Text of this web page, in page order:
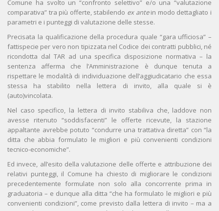
Comune ha svolto un “confronto selettivo” e/o una “valutazione
comparativa” tra più offerte, stabilendo ex antein modo dettagliato i
parametri e i punteggi di valutazione delle stesse.
Precisata la qualificazione della procedura quale “gara ufficiosa” –
fattispecie per vero non tipizzata nel Codice dei contratti pubblici, né
ricondotta dal TAR ad una specifica disposizione normativa – la
sentenza afferma che l’Amministrazione è dunque tenuta a
rispettare le modalità di individuazione dell’aggiudicatario che essa
stessa ha stabilito nella lettera di invito, alla quale si è
(auto)vincolata.
Nel caso specifico, la lettera di invito stabiliva che, laddove non
avesse ritenuto “soddisfacenti” le offerte ricevute, la stazione
appaltante avrebbe potuto “condurre una trattativa diretta” con “la
ditta che abbia formulato le migliori e più convenienti condizioni
tecnico-economiche”.
Ed invece, all’esito della valutazione delle offerte e attribuzione dei
relativi punteggi, il Comune ha chiesto di migliorare le condizioni
precedentemente formulate non solo alla concorrente prima in
graduatoria – e dunque alla ditta “che ha formulato le migliori e più
convenienti condizioni”, come previsto dalla lettera di invito – ma a